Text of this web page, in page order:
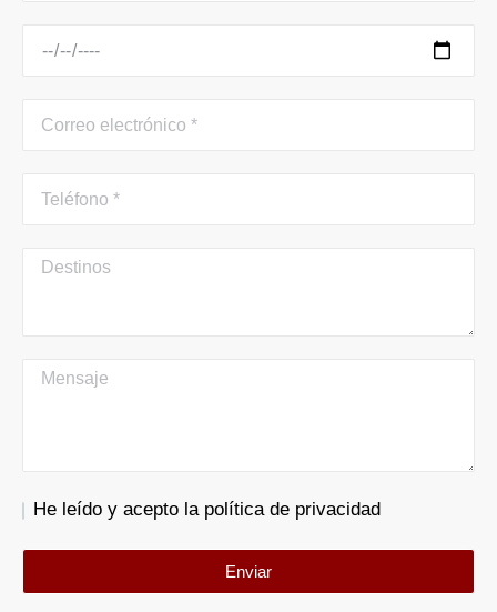
He leído y acepto la política de privacidad
Enviar